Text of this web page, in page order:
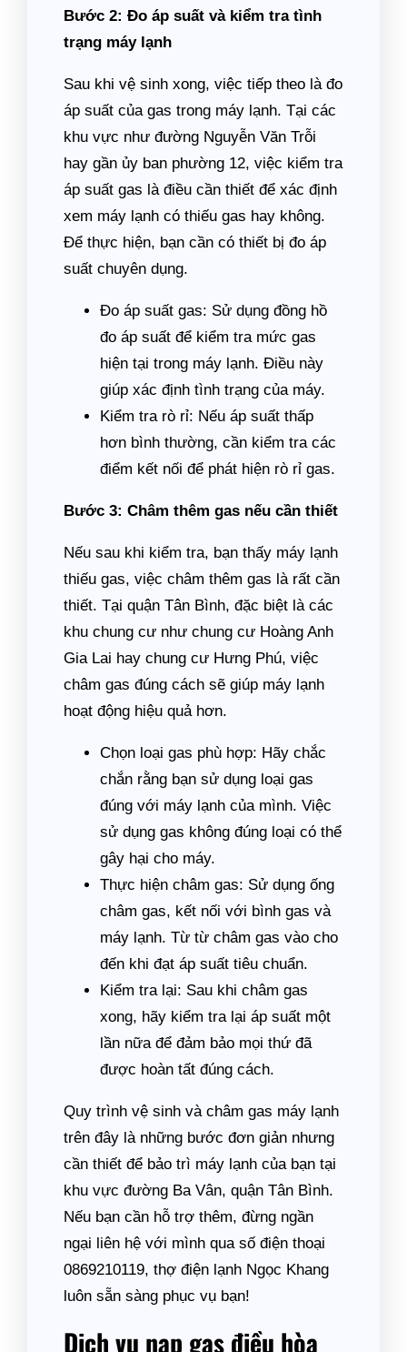
Bước 2: Đo áp suất và kiểm tra tình
trạng máy lạnh
Sau khi vệ sinh xong, việc tiếp theo là đo
áp suất của gas trong máy lạnh. Tại các
khu vực như đường Nguyễn Văn Trỗi
hay gần ủy ban phường 12, việc kiểm tra
áp suất gas là điều cần thiết để xác định
xem máy lạnh có thiếu gas hay không.
Để thực hiện, bạn cần có thiết bị đo áp
suất chuyên dụng.
Đo áp suất gas: Sử dụng đồng hồ
đo áp suất để kiểm tra mức gas
hiện tại trong máy lạnh. Điều này
giúp xác định tình trạng của máy.
Kiểm tra rò rỉ: Nếu áp suất thấp
hơn bình thường, cần kiểm tra các
điểm kết nối để phát hiện rò rỉ gas.
Bước 3: Châm thêm gas nếu cần thiết
Nếu sau khi kiểm tra, bạn thấy máy lạnh
thiếu gas, việc châm thêm gas là rất cần
thiết. Tại quận Tân Bình, đặc biệt là các
khu chung cư như chung cư Hoàng Anh
Gia Lai hay chung cư Hưng Phú, việc
châm gas đúng cách sẽ giúp máy lạnh
hoạt động hiệu quả hơn.
Chọn loại gas phù hợp: Hãy chắc
chắn rằng bạn sử dụng loại gas
đúng với máy lạnh của mình. Việc
sử dụng gas không đúng loại có thể
gây hại cho máy.
Thực hiện châm gas: Sử dụng ống
châm gas, kết nối với bình gas và
máy lạnh. Từ từ châm gas vào cho
đến khi đạt áp suất tiêu chuẩn.
Kiểm tra lại: Sau khi châm gas
xong, hãy kiểm tra lại áp suất một
lần nữa để đảm bảo mọi thứ đã
được hoàn tất đúng cách.
Quy trình vệ sinh và châm gas máy lạnh
trên đây là những bước đơn giản nhưng
cần thiết để bảo trì máy lạnh của bạn tại
khu vực đường Ba Vân, quận Tân Bình.
Nếu bạn cần hỗ trợ thêm, đừng ngần
ngại liên hệ với mình qua số điện thoại
0869210119, thợ điện lạnh Ngọc Khang
luôn sẵn sàng phục vụ bạn!
Dịch vụ nạp gas điều hòa